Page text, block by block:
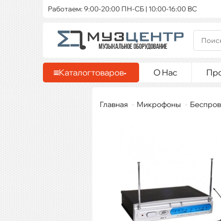
Работаем: 9:00-20:00 ПН-СБ | 10:00-16:00 ВС
Каталогтоваров О Нас
Главная Микрофоны